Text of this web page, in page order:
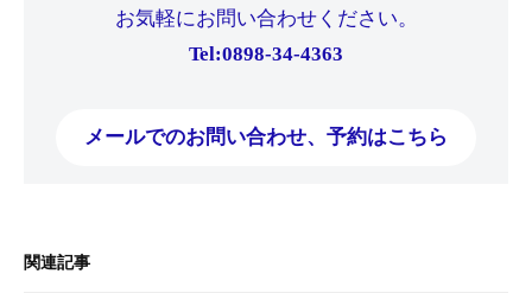
お気軽にお問い合わせください。
Tel:0898-34-4363
メールでのお問い合わせ、予約はこちら
関連記事